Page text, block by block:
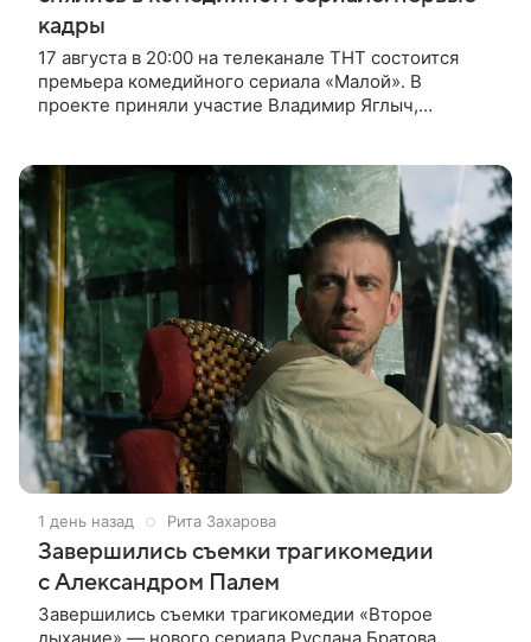
кадры
17 августа в 20:00 на телеканале ТНТ состоится
премьера комедийного сериала «Малой». В
проекте приняли участие Владимир Яглыч,
1 день назад Рита Захарова
Завершились съемки трагикомедии
с Александром Палем
Завершились съемки трагикомедии «Второе